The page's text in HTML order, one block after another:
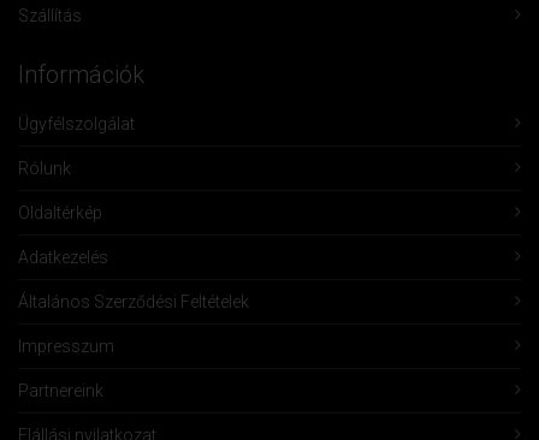
Szállítás
Információk
Ügyfélszolgálat
Rólunk
Oldaltérkép
Adatkezelés
Általános Szerződési Feltételek
Impresszum
Partnereink
Elállási nyilatkozat